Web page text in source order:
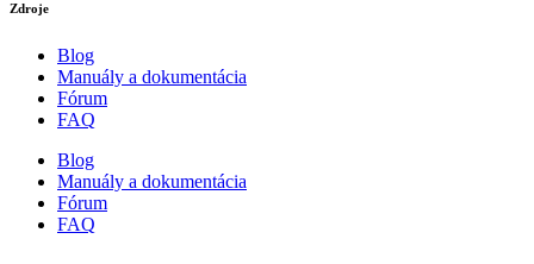
Zdroje
Blog
Manuály a dokumentácia
Fórum
FAQ
Blog
Manuály a dokumentácia
Fórum
FAQ